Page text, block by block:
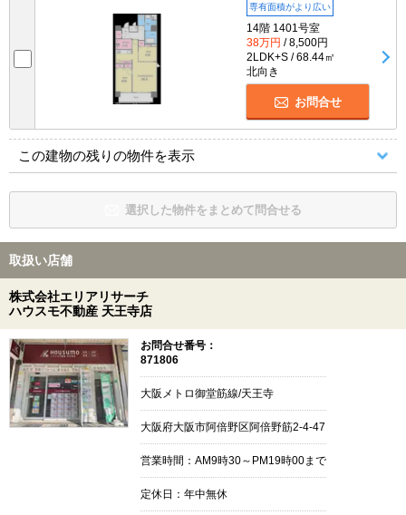
専有面積がより広い
14階 1401号室
38万円 / 8,500円
2LDK+S / 68.44㎡
北向き
お問合せ
この建物の残りの物件を表示
選択した物件をまとめて問合せる
取扱い店舗
株式会社エリアリサーチ
ハウスモ不動産 天王寺店
お問合せ番号：
871806
大阪メトロ御堂筋線/天王寺
大阪府大阪市阿倍野区阿倍野筋2-4-47
営業時間：AM9時30～PM19時00まで
定休日：年中無休